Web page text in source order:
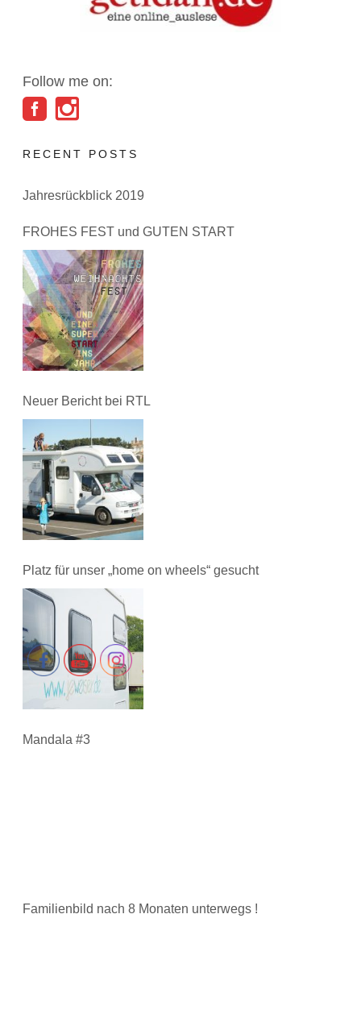
Follow me on:
RECENT POSTS
Jahresrückblick 2019
FROHES FEST und GUTEN START
Neuer Bericht bei RTL
Platz für unser „home on wheels“ gesucht
Mandala #3
Familienbild nach 8 Monaten unterwegs !